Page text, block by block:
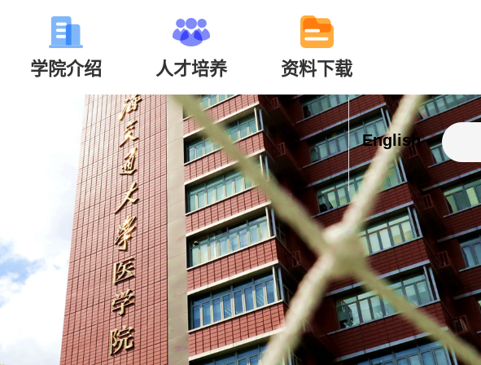
学院介绍 人才培养 资料下载
English